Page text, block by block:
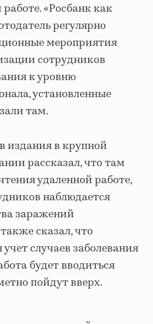
«Росбанк как
регулярно
мероприятия
сотрудников
к уровню
установленные
там.
издания в крупной
рассказал, что там
удаленной работе,
наблюдается
заражений
сказал, что
случаев заболевания
будет вводиться
пойдут вверх.